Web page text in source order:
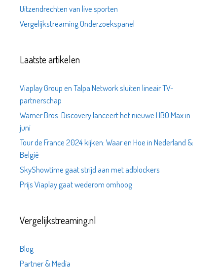
Uitzendrechten van live sporten
Vergelijkstreaming Onderzoekspanel
Laatste artikelen
Viaplay Group en Talpa Network sluiten lineair TV-
partnerschap
Warner Bros. Discovery lanceert het nieuwe HBO Max in
juni
Tour de France 2024 kijken: Waar en Hoe in Nederland &
België
SkyShowtime gaat strijd aan met adblockers
Prijs Viaplay gaat wederom omhoog
Vergelijkstreaming.nl
Blog
Partner & Media